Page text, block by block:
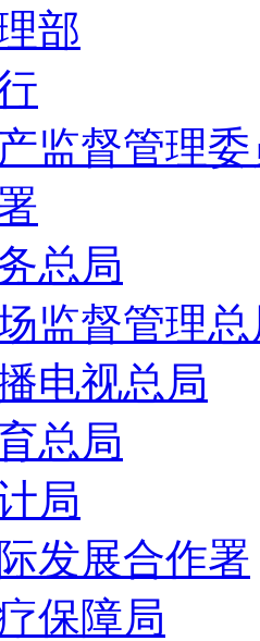
部
监督管理
总局
监督管理
电视总局
总局
局
发展合作署
保障局